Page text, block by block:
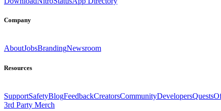
Company
AboutJobsBrandingNewsroom
Resources
SupportSafetyBlogFeedbackCreatorsCommunityDevelopersQuests
3rd Party Merch